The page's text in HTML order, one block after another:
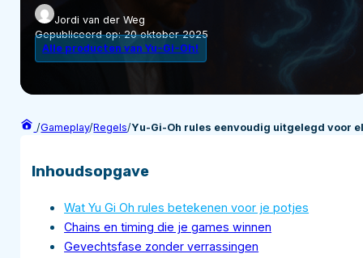
Jordi van der Weg
Gepubliceerd op:20 oktober 2025
Alle producten van Yu-Gi-Oh!
/Gameplay/Regels/Yu-Gi-Oh rules eenvoudig uitgelegd voor
Inhoudsopgave
Wat Yu Gi Oh rules betekenen voor je potjes
Chains en timing die je games winnen
Gevechtsfase zonder verrassingen